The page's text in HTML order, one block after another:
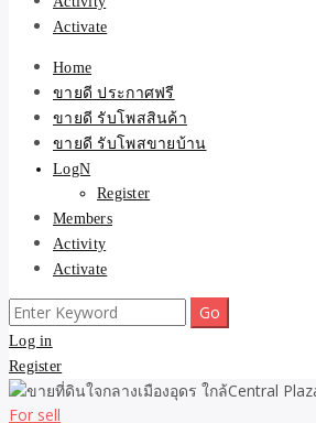
Activate
Home
ขายดี ประกาศฟรี
ขายดี รับโพสสินค้า
ขายดี รับโพสขายบ้าน
LogN
Register
Members
Activity
Activate
Search
for:
Log in
Register
For sell